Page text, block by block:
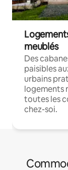
meublés
Des
paisibles
urbains
logements
toutes les
chez-soi.